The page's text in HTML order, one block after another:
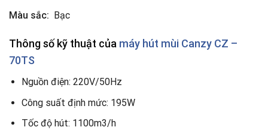
Màu sắc: Bạc
Thông số kỹ thuật của máy hút mùi Canzy CZ –
70TS
Nguồn điện: 220V/50Hz
Công suất định mức: 195W
Tốc độ hút: 1100m3/h